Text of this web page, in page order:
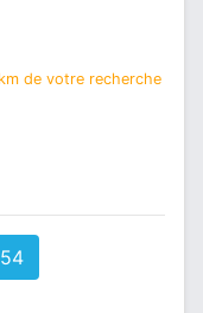
de votre recherche